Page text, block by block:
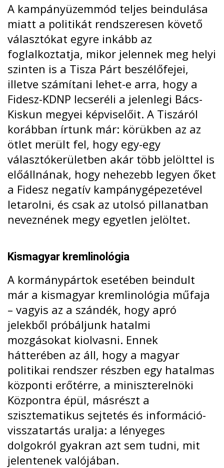
A kampányüzemmód teljes beindulása
miatt a politikát rendszeresen követő
választókat egyre inkább az
foglalkoztatja, mikor jelennek meg helyi
szinten is a Tisza Párt beszélőfejei,
illetve számítani lehet-e arra, hogy a
Fidesz-KDNP lecseréli a jelenlegi Bács-
Kiskun megyei képviselőit. A Tiszáról
korábban írtunk már: körükben az az
ötlet merült fel, hogy egy-egy
választókerületben akár több jelölttel is
előállnának, hogy nehezebb legyen őket
a Fidesz negatív kampánygépezetével
letarolni, és csak az utolsó pillanatban
neveznének megy egyetlen jelöltet.
Kismagyar kremlinológia
A kormánypártok esetében beindult
már a kismagyar kremlinológia műfaja
– vagyis az a szándék, hogy apró
jelekből próbáljunk hatalmi
mozgásokat kiolvasni. Ennek
hátterében az áll, hogy a magyar
politikai rendszer részben egy hatalmas
központi erőtérre, a miniszterelnöki
Központra épül, másrészt a
szisztematikus sejtetés és információ-
visszatartás uralja: a lényeges
dolgokról gyakran azt sem tudni, mit
jelentenek valójában.